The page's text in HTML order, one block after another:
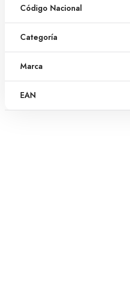
Código Nacional
Categoría
Marca
EAN